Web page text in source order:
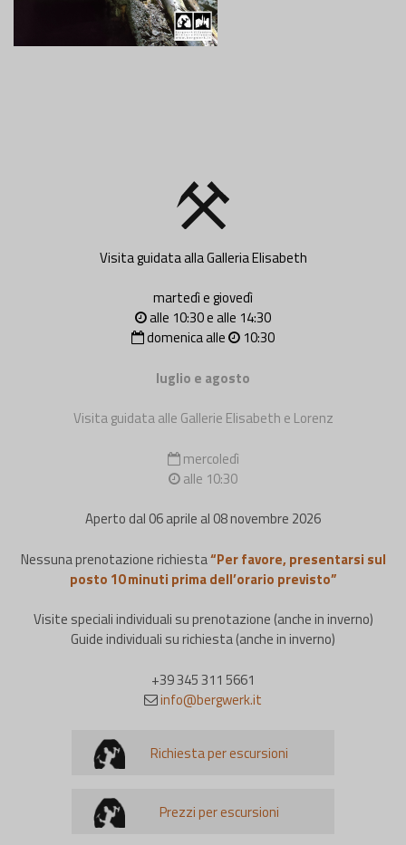
Visita guidata alla Galleria Elisabeth
martedì e giovedì
alle 10:30 e alle 14:30
domenica alle
10:30
luglio e agosto
Visita guidata alle Gallerie Elisabeth e Lorenz
mercoledì
alle 10:30
Aperto dal 06 aprile al 08 novembre 2026
Nessuna prenotazione richiesta“Per favore, presentarsi sul
posto 10 minuti prima dell’orario previsto”
Visite speciali individuali su prenotazione (anche in inverno)
Guide individuali su richiesta (anche in inverno)
+39 345 311 5661
info@bergwerk.it
Richiesta per escursioni
Prezzi per escursioni